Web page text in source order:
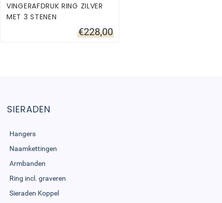
VINGERAFDRUK RING ZILVER
MET 3 STENEN
€228,00
SIERADEN
Hangers
Naamkettingen
Armbanden
Ring incl. graveren
Sieraden Koppel